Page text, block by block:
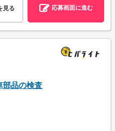
見る 応募画面に進む
部品の検査